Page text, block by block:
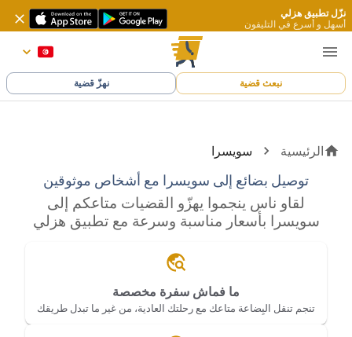
نزّل تطبيق هزلي
أسهل و أسرع في التليفون
نبعث قضية نهزّ قضية
الرئيسية سويسرا
توصيل بضائع إلى سويسرا مع أشخاص موثوقين
لقاو ناس ينجموا يهزّو القضيات متاعكم إلى
سويسرا بأسعار مناسبة وسرعة مع تطبيق هزلي
ما فماش سفرة مخصصة
تنجم تنقل البِضاعة متاعك مع رحلتك العادية، من غير ما تبدل طريقك